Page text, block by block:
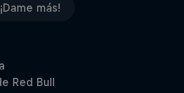
¡Dame más!